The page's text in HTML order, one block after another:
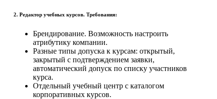
2. Редактор учебных курсов. Требования:
Брендирование. Возможность настроить
атрибутику компании.
Разные типы допуска к курсам: открытый,
закрытый с подтверждением заявки,
автоматический допуск по списку участников
курса.
Отдельный учебный центр с каталогом
корпоративных курсов.